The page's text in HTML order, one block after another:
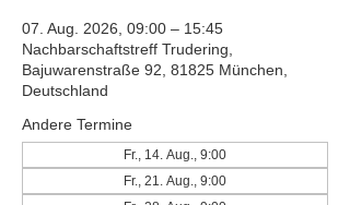
07. Aug. 2026, 09:00 – 15:45
Nachbarschaftstreff Trudering,
Bajuwarenstraße 92, 81825 München,
Deutschland
Andere Termine
Fr., 14. Aug., 9:00
Fr., 21. Aug., 9:00